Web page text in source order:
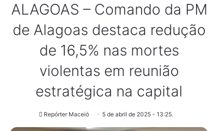
ALAGOAS – Comando da PM
de Alagoas destaca redução
de 16,5% nas mortes
violentas em reunião
estratégica na capital
Repórter Maceió 5 de abril de 2025 - 13:25.